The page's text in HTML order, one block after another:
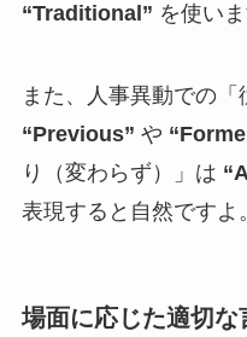
“Traditional” を使いま
また、人事異動での
“Previous” や
り（変わらず）」は
表現すると自然ですよ。
場面に応じた適切な